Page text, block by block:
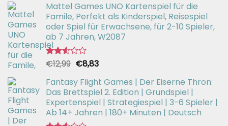
mit
2.53
von 5
Mattel Games UNO Kartenspiel für die
Famile, Perfekt als Kinderspiel, Reisespiel
oder Spiel für Erwachsene, für 2-10 Spieler,
ab 7 Jahren, W2087
Bewertet
2.52
von 5
€12,99 Ursprünglicher
war:
€12,99
€8,83Aktueller
ist:
€8,83.
Fantasy Flight Games | Der Eiserne Thron:
Das Brettspiel 2. Edition | Grundspiel |
Expertenspiel | Strategiespiel | 3-6 Spieler |
Ab 14+ Jahren | 180+ Minuten | Deutsch